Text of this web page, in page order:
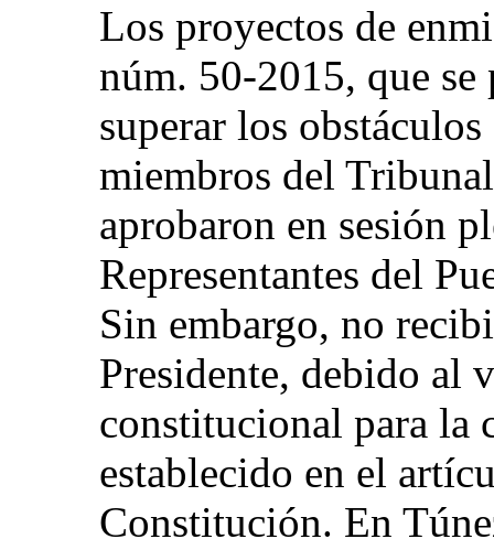
Los proyectos de
núm. 50-2015, que se
superar los
miembros del
aprobaron en sesión
Representantes del
Sin embargo, no
Presidente, debido al
constitucional para la
establecido en el
Constitución. En